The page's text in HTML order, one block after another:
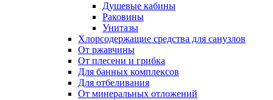
Душевые кабины
Раковины
Унитазы
Хлорсодержащие средства для санузлов
От ржавчины
От плесени и грибка
Для банных комплексов
Для отбеливания
От минеральных отложений